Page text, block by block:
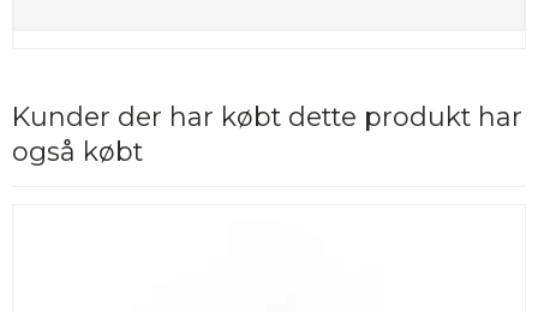
Kunder der har købt dette produkt har
også købt